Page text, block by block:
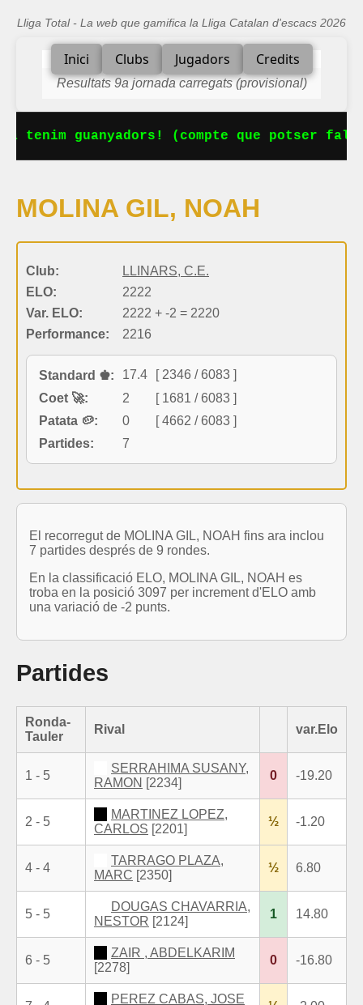
Lliga Total - La web que gamifica la Lliga Catalan d'escacs 2026
Inici Clubs Jugadors Credits
Resultats 9a jornada carregats (provisional)
tenim guanyadors! (compte que potser
MOLINA GIL, NOAH
Club:
LLINARS, C.E.
ELO:
2222
Var. ELO:
2222 + -2 = 2220
Performance:
2216
Standard ♚: 17.4
[ 2346 / 6083 ]
Coet 🚀:
2
[ 1681 / 6083 ]
Patata 🥔:
0
[ 4662 / 6083 ]
Partides:
7
El recorregut de MOLINA GIL, NOAH fins ara inclou
7 partides després de 9 rondes.
En la classificació ELO, MOLINA GIL, NOAH es
troba en la posició 3097 per increment d'ELO amb
una variació de -2 punts.
Partides
Ronda-
Tauler
Rival var.Elo
1 - 5
SERRAHIMA SUSANY,
RAMON [2234]
0 -19.20
2 - 5
MARTINEZ LOPEZ,
CARLOS [2201]
½ -1.20
4 - 4
TARRAGO PLAZA,
MARC [2350]
½ 6.80
5 - 5
DOUGAS CHAVARRIA,
NESTOR [2124]
1 14.80
6 - 5
ZAIR , ABDELKARIM
[2278]
0 -16.80
PEREZ CABAS, JOSE